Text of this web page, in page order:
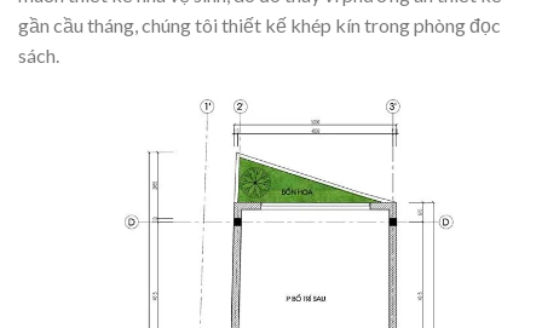
gần cầu tháng, chúng tôi thiết kế khép kín trong phòng đọc
sách.